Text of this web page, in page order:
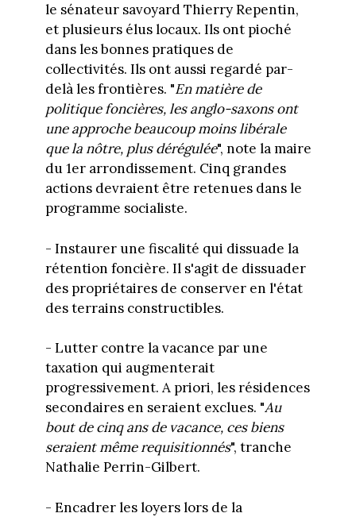
le sénateur savoyard Thierry Repentin,
et plusieurs élus locaux. Ils ont pioché
dans les bonnes pratiques de
collectivités. Ils ont aussi regardé par-
delà les frontières. "En matière de
politique foncières, les anglo-saxons ont
une approche beaucoup moins libérale
que la nôtre, plus dérégulée", note la maire
du 1er arrondissement. Cinq grandes
actions devraient être retenues dans le
programme socialiste.
- Instaurer une fiscalité qui dissuade la
rétention foncière. Il s'agit de dissuader
des propriétaires de conserver en l'état
des terrains constructibles.
- Lutter contre la vacance par une
taxation qui augmenterait
progressivement. A priori, les résidences
secondaires en seraient exclues. "Au
bout de cinq ans de vacance, ces biens
seraient même requisitionnés", tranche
Nathalie Perrin-Gilbert.
- Encadrer les loyers lors de la